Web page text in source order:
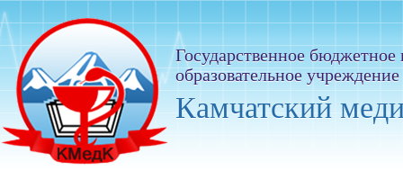
Государственное
образовательное
Камчатский